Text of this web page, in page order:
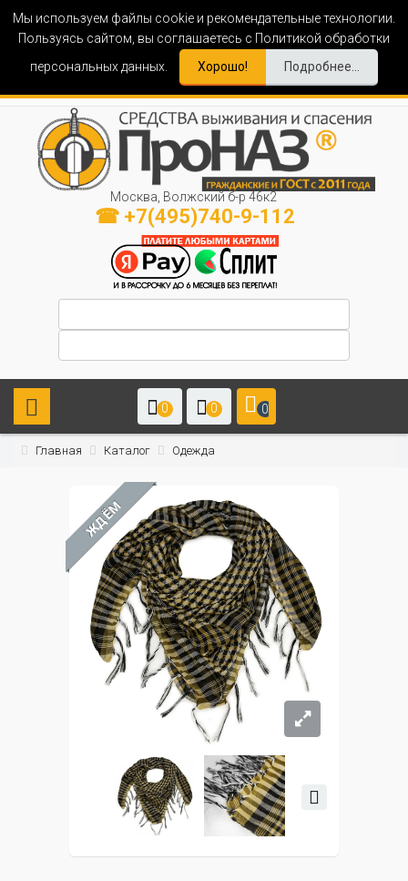
Мы используем файлы cookie и рекомендательные технологии.
Пользуясь сайтом, вы соглашаетесь с Политикой обработки
персональных данных.
Хорошо! Подробнее...
Москва, Волжский б-р 46к2
☎ +7(495)740-9-112
0 0 0
Главная Каталог Одежда
ЖДЁМ